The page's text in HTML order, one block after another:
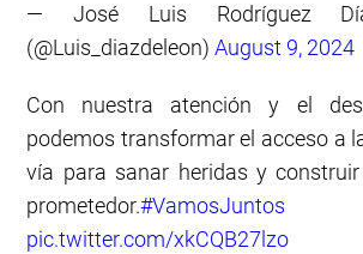
— José Luis Rodríguez
(@Luis_diazdeleon)August 9, 2024
Con nuestra atención y el
podemos transformar el acceso a
vía para sanar heridas y
prometedor.#VamosJuntos
pic.twitter.com/xkCQB27lzo